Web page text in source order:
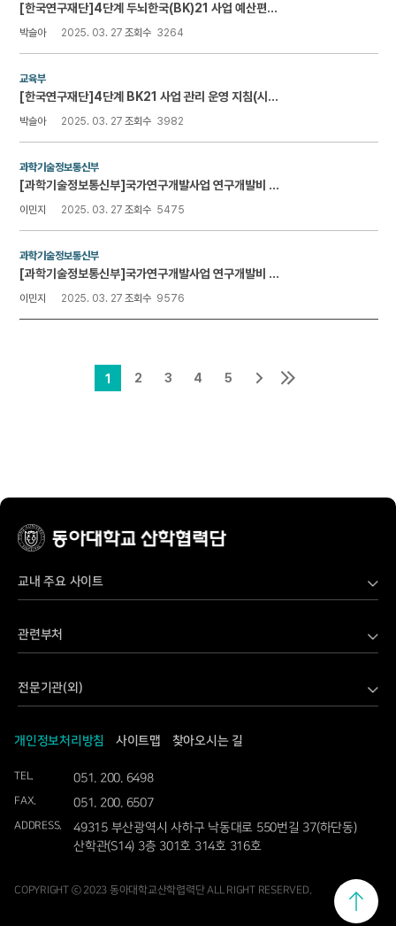
[한국연구재단]4단계 두뇌한국(BK)21 사업 예산편성 및 집행기준(시행 2024.06.27.)
박슬아 2025. 03. 27 조회수 3264
교육부
[한국연구재단]4단계 BK21 사업 관리 운영 지침(시행 2024.03.01.)
박슬아 2025. 03. 27 조회수 3982
과학기술정보통신부
[과학기술정보통신부]국가연구개발사업 연구개발비 사용 기준(시행 2025.3.6.)
이민지 2025. 03. 27 조회수 5475
과학기술정보통신부
[과학기술정보통신부]국가연구개발사업 연구개발비 사용 기준(시행 2025.2.19.)
이민지 2025. 03. 27 조회수 9576
1 2 3 4 5
교내 주요 사이트
가습기살균제보건센터
고기능성밸브기술지원센터
동아대학교
디스플레이소자융합기술개발지원센터
관련부처
기획재정부
농촌진흥청
전문기관(외)
국립문화재연구소
국립재난안전연구원
국방기술품질원
국토교통과학기술진흥원
범부처전주기의료기기연구개발사업단
개인정보처리방침 사이트맵 찾아오시는 길
TEL. 051. 200. 6498
FAX. 051. 200. 6507
ADDRESS.
49315 부산광역시 사하구 낙동대로 550번길 37(하단동)
산학관(S14) 3층 301호 314호 316호
COPYRIGHT ⓒ 2023 동아대학교산학렵력단 ALL RIGHT RESERVED.